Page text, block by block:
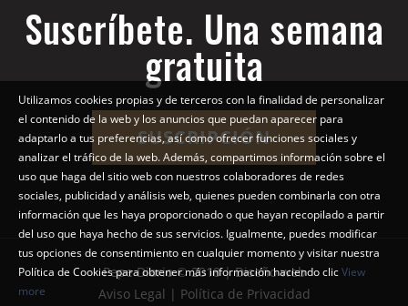
Suscríbete. Una semana
gratuita
SUSCRIPCIÓN
Pepe Diario © 2018 | Diseño web
Aviso Legal | Política de Privacidad
Utilizamos cookies propias y de terceros con la finalidad de personalizar
el contenido de la web y los anuncios que puedan aparecer para
adaptarlo a tus preferencias, así como ofrecer funciones sociales y
analizar el tráfico de la web. Además, compartimos información sobre el
uso que haga del sitio web con nuestros colaboradores de redes
sociales, publicidad y análisis web, quienes pueden combinarla con otra
información que les haya proporcionado o que hayan recopilado a partir
del uso que haya hecho de sus servicios. Igualmente, puedes modificar
tus opciones de consentimiento en cualquier momento y visitar nuestra
Política de Cookies para obtener más información haciendo clicView
more